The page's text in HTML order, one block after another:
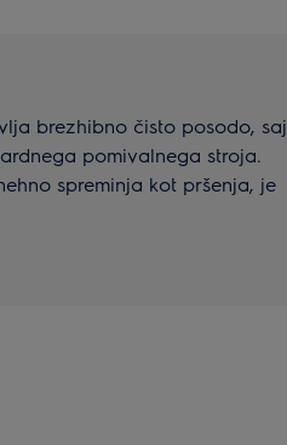
brezhibno čisto posodo, saj
pomivalnega stroja.
spreminja kot pršenja, je